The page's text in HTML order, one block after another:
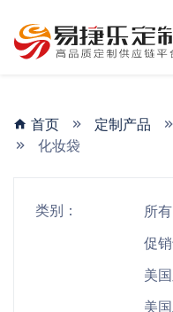
首页 定制产品
化妆袋
类别： 所有
促
美
美